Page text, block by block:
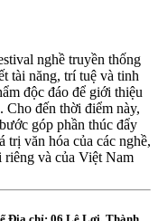
nghề truyền thống
tài năng, trí tuệ và tinh
độc đáo để giới thiệu
Cho đến thời điểm này,
góp phần thúc đẩy
trị văn hóa của các nghề,
riêng và của Việt Nam